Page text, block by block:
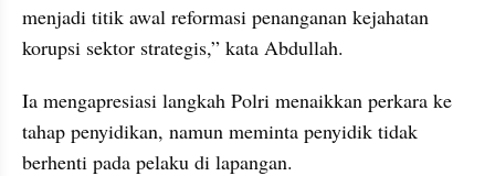
menjadi titik awal reformasi penanganan kejahatan
korupsi sektor strategis,” kata Abdullah.
Ia mengapresiasi langkah Polri menaikkan perkara ke
tahap penyidikan, namun meminta penyidik tidak
berhenti pada pelaku di lapangan.